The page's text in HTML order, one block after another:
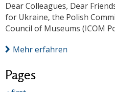
Dear Colleagues, Dear
for Ukraine, the Polish
Council of Museums (ICOM
Mehr erfahren
Pages